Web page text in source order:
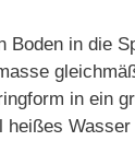
Boden in die
in ein
heißes